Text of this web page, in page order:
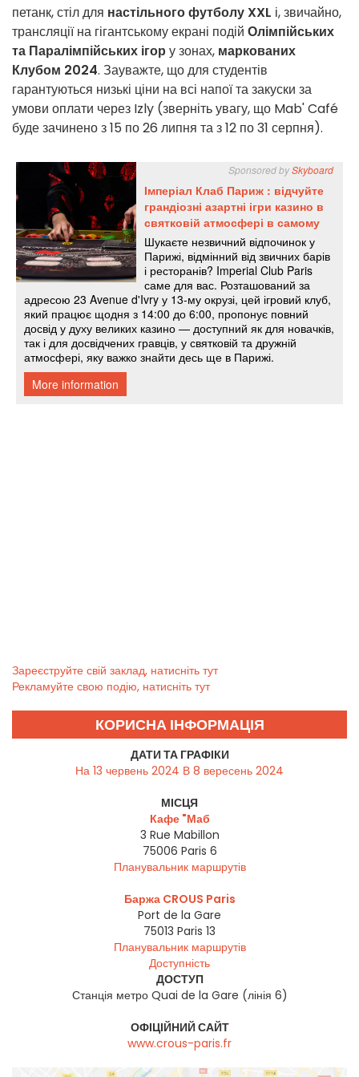
петанк, стіл для настільного футболу XXL і, звичайно,
трансляції на гігантському екрані подій Олімпійських
та Паралімпійських ігор у зонах, маркованих
Клубом 2024. Зауважте, що для студентів
гарантуються низькі ціни на всі напої та закуски за
умови оплати через Izly (зверніть увагу, що Mab' Café
буде зачинено з 15 по 26 липня та з 12 по 31 серпня).
Зареєструйте свій заклад, натисніть тут
Рекламуйте свою подію, натисніть тут
КОРИСНА ІНФОРМАЦІЯ
ДАТИ ТА ГРАФІКИ
На 13 червень 2024 В 8 вересень 2024
МІСЦЯ
Кафе "Маб
3 Rue Mabillon
75006 Paris 6
Планувальник маршрутів
Баржа CROUS Paris
Port de la Gare
75013 Paris 13
Планувальник маршрутів
Доступність
ДОСТУП
Станція метро Quai de la Gare (лінія 6)
ОФІЦІЙНИЙ САЙТ
www.crous-paris.fr